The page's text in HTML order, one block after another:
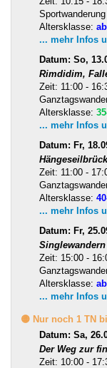
Altersklasse:
... mehr Infos
Datum: So,
Rimdidim,
Zeit: 11:00 -
Altersklasse:
... mehr Infos
Datum: Fr,
Zeit: 11:00 -
Altersklasse:
... mehr Infos
Datum: Fr,
Zeit: 15:00 -
Altersklasse:
... mehr Infos
🟡 Nur noch 1 TN
Datum: Sa,
Der Weg zur
Zeit: 10:00 -